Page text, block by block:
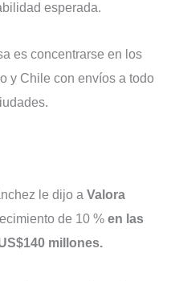
esperada.
es concentrarse en los
y Chile con envíos a todo
le dijo a Valora
de 10 % en las
millones.